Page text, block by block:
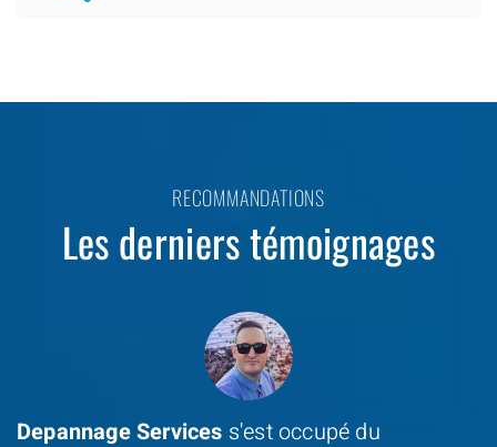
RECOMMANDATIONS
Les derniers témoignages
Depannage Services s'est occupé du